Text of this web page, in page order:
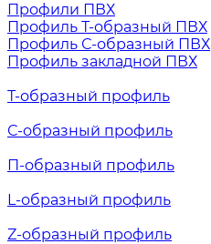
Профили ПВХ
Профиль Т-образный ПВХ
Профиль С-образный ПВХ
Профиль закладной ПВХ
Т-образный профиль
С-образный профиль
П-образный профиль
L-образный профиль
Z-образный профиль